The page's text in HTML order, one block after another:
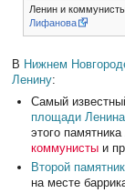
Ленин и
Лифанова
В Нижнем
Ленину:
Самый
площади Ленина
этого
коммунистыи
Второй памятник
на месте